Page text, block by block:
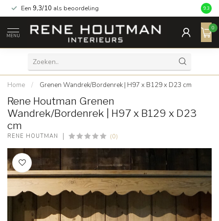
Een 9,3/10 als beoordeling 9.3
MENU
0
Home / Grenen Wandrek/Bordenrek | H97 x B129 x D23 cm
Rene Houtman Grenen
Wandrek/Bordenrek | H97 x B129 x D23
cm
RENE HOUTMAN (0)